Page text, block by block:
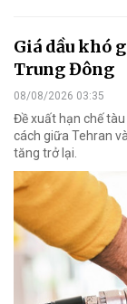
Giá dầu khó
Trung Đông
08/08/2026 03:35
Đề xuất hạn chế
cách giữa Tehran
tăng trở lại.